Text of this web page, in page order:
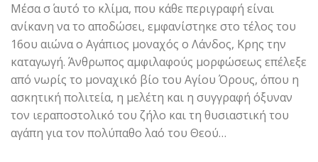
Μέσα σ΄ αυτό το κλίμα, που κάθε περιγραφή είναι
ανίκανη να το αποδώσει, εμφανίστηκε στο τέλος του
16ου αιώνα ο Αγάπιος μοναχός ο Λάνδος, Κρης την
καταγωγή. Άνθρωπος αμφιλαφούς μορφώσεως επέλεξε
από νωρίς το μοναχικό βίο του Αγίου Όρους, όπου η
ασκητική πολιτεία, η μελέτη και η συγγραφή όξυναν
τον ιεραποστολικό του ζήλο και τη θυσιαστική του
αγάπη για τον πολύπαθο λαό του Θεού…